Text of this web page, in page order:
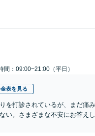
間：09:00~21:00（平日）
表を見る
を打診されているが、まだ痛
い。さまざまな不安にお答え